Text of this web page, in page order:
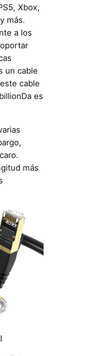
Xbox,
más.
a los
un cable
cable
es
más